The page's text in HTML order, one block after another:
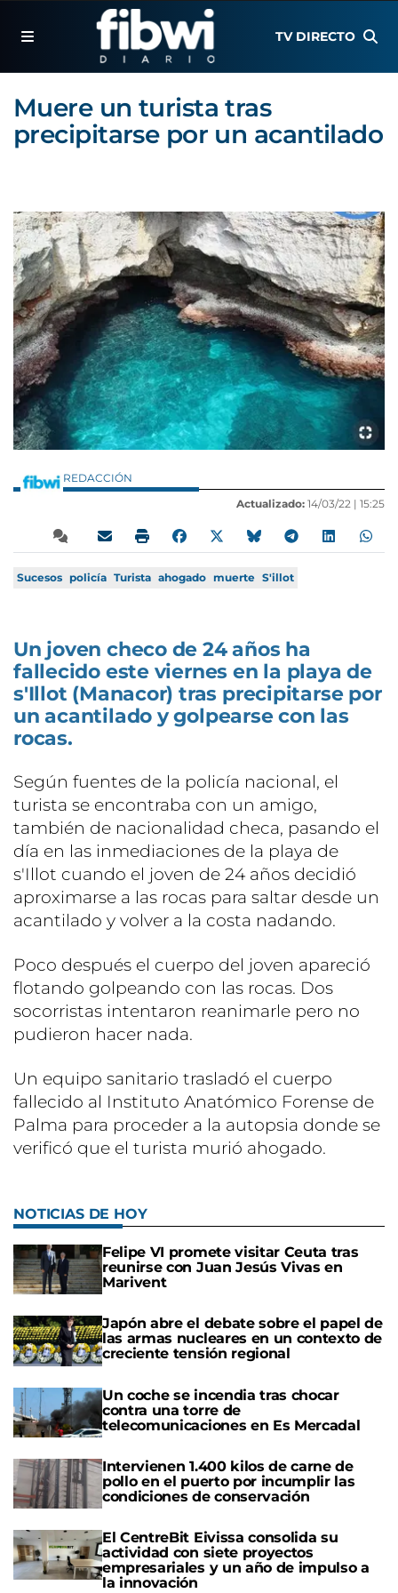
TV DIRECTO
Muere un turista tras
precipitarse por un acantilado
REDACCIÓN
Actualizado: 14/03/22 | 15:25
Sucesos policía Turista ahogado muerte S'illot
Un joven checo de 24 años ha
fallecido este viernes en la playa de
s'Illot (Manacor) tras precipitarse por
un acantilado y golpearse con las
rocas.
Según fuentes de la policía nacional, el
turista se encontraba con un amigo,
también de nacionalidad checa, pasando el
día en las inmediaciones de la playa de
s'Illot cuando el joven de 24 años decidió
aproximarse a las rocas para saltar desde un
acantilado y volver a la costa nadando.
Poco después el cuerpo del joven apareció
flotando golpeando con las rocas. Dos
socorristas intentaron reanimarle pero no
pudieron hacer nada.
Un equipo sanitario trasladó el cuerpo
fallecido al Instituto Anatómico Forense de
Palma para proceder a la autopsia donde se
verificó que el turista murió ahogado.
NOTICIAS DE HOY
Felipe VI promete visitar Ceuta tras
reunirse con Juan Jesús Vivas en
Marivent
Japón abre el debate sobre el papel de
las armas nucleares en un contexto de
creciente tensión regional
Un coche se incendia tras chocar
contra una torre de
telecomunicaciones en Es Mercadal
Intervienen 1.400 kilos de carne de
pollo en el puerto por incumplir las
condiciones de conservación
El CentreBit Eivissa consolida su
actividad con siete proyectos
empresariales y un año de impulso a
la innovación